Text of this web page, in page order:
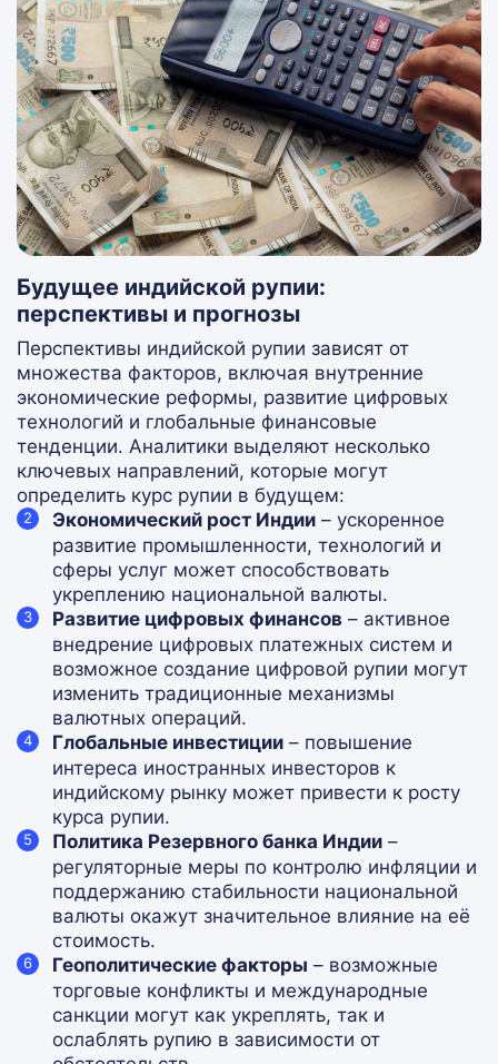
Будущее индийской рупии:
перспективы и прогнозы
Перспективы индийской рупии зависят от
множества факторов, включая внутренние
экономические реформы, развитие цифровых
технологий и глобальные финансовые
тенденции. Аналитики выделяют несколько
ключевых направлений, которые могут
определить курс рупии в будущем:
Экономический рост Индии – ускоренное
развитие промышленности, технологий и
сферы услуг может способствовать
укреплению национальной валюты.
Развитие цифровых финансов – активное
внедрение цифровых платежных систем и
возможное создание цифровой рупии могут
изменить традиционные механизмы
валютных операций.
Глобальные инвестиции – повышение
интереса иностранных инвесторов к
индийскому рынку может привести к росту
курса рупии.
Политика Резервного банка Индии –
регуляторные меры по контролю инфляции и
поддержанию стабильности национальной
валюты окажут значительное влияние на её
стоимость.
Геополитические факторы – возможные
торговые конфликты и международные
санкции могут как укреплять, так и
ослаблять рупию в зависимости от